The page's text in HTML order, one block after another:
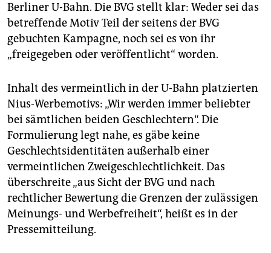
Berliner U-Bahn. Die BVG stellt klar: Weder sei das
betreffende Motiv Teil der seitens der BVG
gebuchten Kampagne, noch sei es von ihr
„freigegeben oder veröffentlicht“ worden.
Inhalt des vermeintlich in der U-Bahn platzierten
Nius-Werbemotivs: „Wir werden immer beliebter
bei sämtlichen beiden Geschlechtern“. Die
Formulierung legt nahe, es gäbe keine
Geschlechtsidentitäten außerhalb einer
vermeintlichen Zweigeschlechtlichkeit. Das
überschreite „aus Sicht der BVG und nach
rechtlicher Bewertung die Grenzen der zulässigen
Meinungs- und Werbefreiheit“, heißt es in der
Pressemitteilung.